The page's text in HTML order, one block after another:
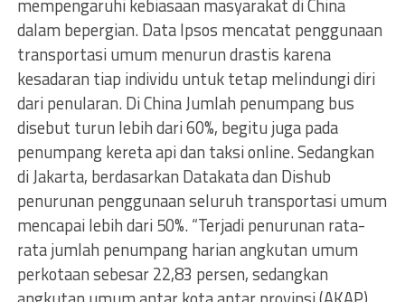
mempengaruhi kebiasaan masyarakat di China
dalam bepergian. Data Ipsos mencatat penggunaan
transportasi umum menurun drastis karena
kesadaran tiap individu untuk tetap melindungi diri
dari penularan. Di China Jumlah penumpang bus
disebut turun lebih dari 60%, begitu juga pada
penumpang kereta api dan taksi online. Sedangkan
di Jakarta, berdasarkan Datakata dan Dishub
penurunan penggunaan seluruh transportasi umum
mencapai lebih dari 50%. “Terjadi penurunan rata-
rata jumlah penumpang harian angkutan umum
perkotaan sebesar 22,83 persen, sedangkan